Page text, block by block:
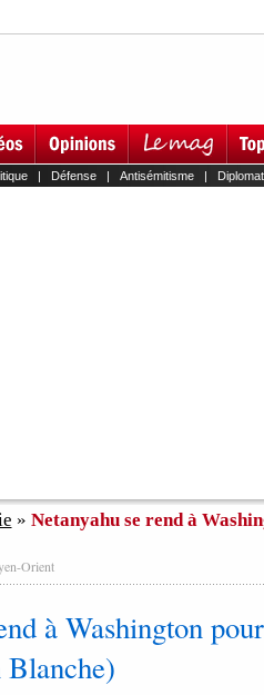
| Défense| Antisémitisme|
» Netanyahu se rend à
Orient
à Washington